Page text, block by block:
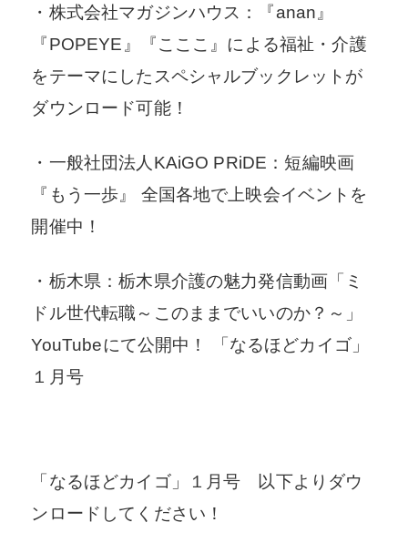
・株式会社マガジンハウス：『anan』
『POPEYE』『こここ』による福祉・介護
をテーマにしたスペシャルブックレットが
ダウンロード可能！
・一般社団法人KAiGO PRiDE：短編映画
『もう一歩』 全国各地で上映会イベントを
開催中！
・栃木県：栃木県介護の魅力発信動画「ミ
ドル世代転職～このままでいいのか？～」
YouTubeにて公開中！ 「なるほどカイゴ」
１月号
「なるほどカイゴ」１月号 以下よりダウ
ンロードしてください！